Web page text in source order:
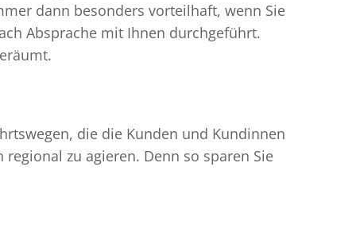
dann besonders vorteilhaft, wenn Sie
Absprache mit Ihnen durchgeführt.
die die Kunden und Kundinnen
zu agieren. Denn so sparen Sie